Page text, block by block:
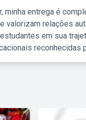
minha entrega é
valorizam relações
em sua
reconhecidas